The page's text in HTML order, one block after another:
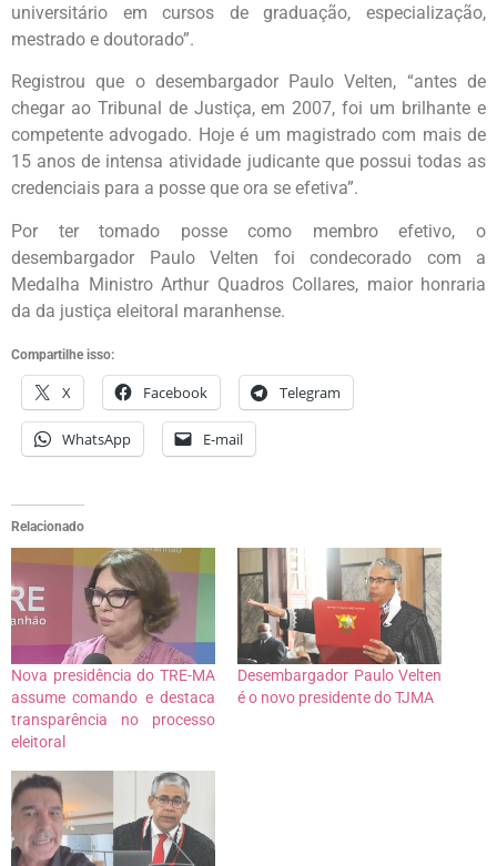
universitário em cursos de graduação, especialização,
mestrado e doutorado”.
Registrou que o desembargador Paulo Velten, “antes de
chegar ao Tribunal de Justiça, em 2007, foi um brilhante e
competente advogado. Hoje é um magistrado com mais de
15 anos de intensa atividade judicante que possui todas as
credenciais para a posse que ora se efetiva”.
Por ter tomado posse como membro efetivo, o
desembargador Paulo Velten foi condecorado com a
Medalha Ministro Arthur Quadros Collares, maior honraria
da da justiça eleitoral maranhense.
Compartilhe isso:
X Facebook Telegram
WhatsApp E-mail
Relacionado
Nova presidência do TRE-MA
assume comando e destaca
transparência no processo
eleitoral
Desembargador Paulo Velten
é o novo presidente do TJMA